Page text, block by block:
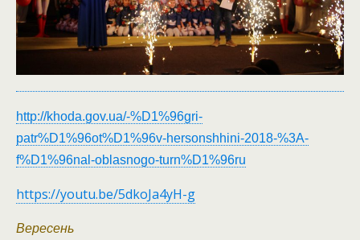
http://khoda.gov.ua/-%D1%96gri-
patr%D1%96ot%D1%96v-hersonshhini-2018-%3A-
f%D1%96nal-oblasnogo-turn%D1%96ru
https://youtu.be/5dkoJa4yH-g
Вересень